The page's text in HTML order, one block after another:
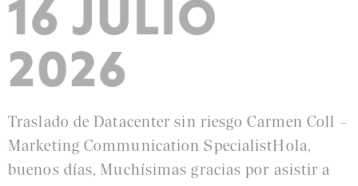
16 JULIO
2026
Traslado de Datacenter sin riesgo Carmen Coll –
Marketing Communication SpecialistHola,
buenos días, Muchísimas gracias por asistir a